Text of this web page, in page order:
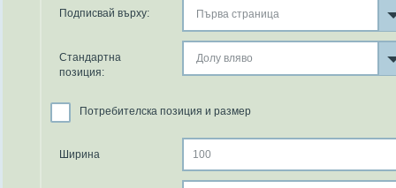
Подписвай върху:
Стандартна
позиция:
Потребителска позиция и размер
Ширина